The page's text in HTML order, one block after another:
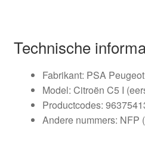
Technische
Fabrikant: PSA
Model: Citroën C5 I
Productcodes:
Andere nummers: NFP